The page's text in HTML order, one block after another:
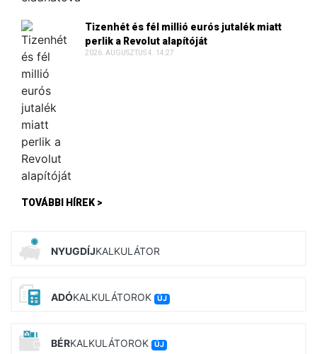
Tizenhét és fél millió eurós jutalék miatt
perlik a Revolut alapítóját
2026. AUGUSZTUS 4. 14:27
TOVÁBBI HÍREK >
NYUGDÍJKALKULÁTOR
ADÓKALKULÁTOROK ÚJ
BÉRKALKULÁTOROK ÚJ